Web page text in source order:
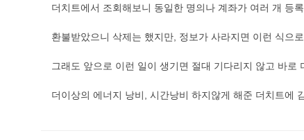
더치트에서 조회해보니 동일한 명의나 계좌가 여러 개 등
환불받았으니 삭제는 했지만, 정보가 사라지면 이런 식으
그래도 앞으로 이런 일이 생기면 절대 기다리지 않고 바로
더이상의 에너지 낭비, 시간낭비 하지않게 해준 더치트에